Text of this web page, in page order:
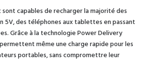
capables de recharger la majorité des
5V, des téléphones aux tablettes en passant
Grâce à la technologie Power Delivery
même une charge rapide pour les
portables, sans compromettre leur